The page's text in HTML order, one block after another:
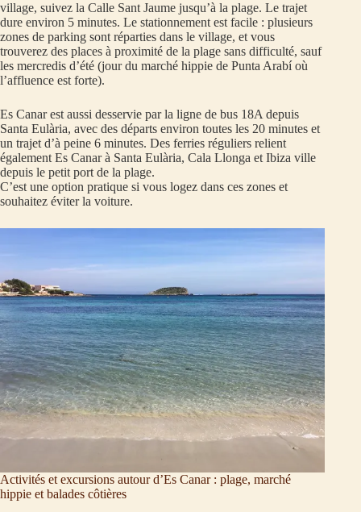
village, suivez la Calle Sant Jaume jusqu’à la plage. Le trajet
dure environ 5 minutes. Le stationnement est facile : plusieurs
zones de parking sont réparties dans le village, et vous
trouverez des places à proximité de la plage sans difficulté, sauf
les mercredis d’été (jour du marché hippie de Punta Arabí où
l’affluence est forte).
Es Canar est aussi desservie par la ligne de bus 18A depuis
Santa Eulària, avec des départs environ toutes les 20 minutes et
un trajet d’à peine 6 minutes. Des ferries réguliers relient
également Es Canar à Santa Eulària, Cala Llonga et Ibiza ville
depuis le petit port de la plage.
C’est une option pratique si vous logez dans ces zones et
souhaitez éviter la voiture.
Activités et excursions autour d’Es Canar : plage, marché
hippie et balades côtières